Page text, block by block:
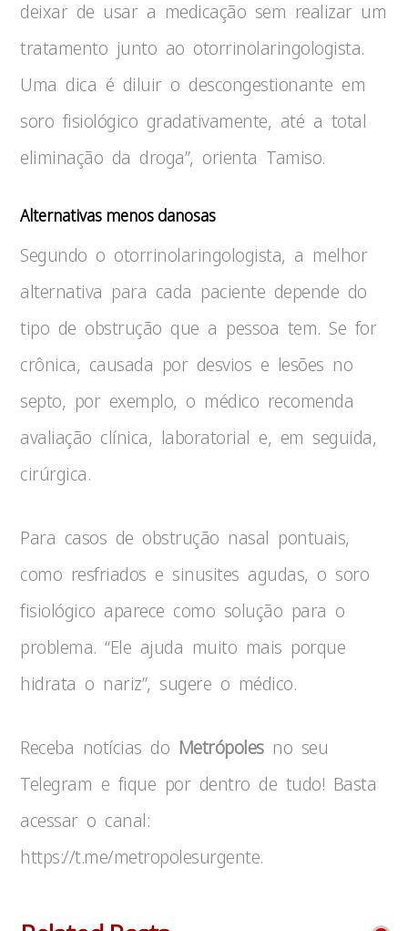
deixar de usar a medicação sem realizar um
tratamento junto ao otorrinolaringologista.
Uma dica é diluir o descongestionante em
soro fisiológico gradativamente, até a total
eliminação da droga”, orienta Tamiso.
Alternativas menos danosas
Segundo o otorrinolaringologista, a melhor
alternativa para cada paciente depende do
tipo de obstrução que a pessoa tem. Se for
crônica, causada por desvios e lesões no
septo, por exemplo, o médico recomenda
avaliação clínica, laboratorial e, em seguida,
cirúrgica.
Para casos de obstrução nasal pontuais,
como resfriados e sinusites agudas, o soro
fisiológico aparece como solução para o
problema. “Ele ajuda muito mais porque
hidrata o nariz”, sugere o médico.
Receba notícias do Metrópolesno seu
Telegram e fique por dentro de tudo! Basta
acessar o canal:
https://t.me/metropolesurgente.